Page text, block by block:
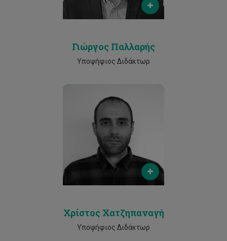
25002530
Γιώργος Παλλαρής
Υποψήφιος Διδάκτωρ
cp.hadjipanayi@edu.cut.ac.cy
Phone
Χρίστος Χατζηπαναγή
Υποψήφιος Διδάκτωρ